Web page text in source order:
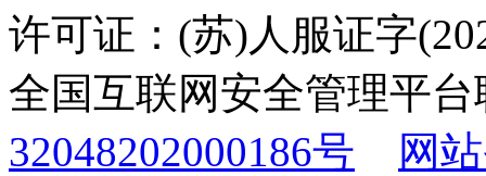
许可证：(苏)人服证字
全国互联网安全管理平
32048202000186号
网